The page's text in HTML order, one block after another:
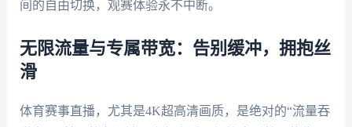
间的自由切换，观赛体验永不中断。
无限流量与专属带宽：告别缓冲，拥抱丝
滑
体育赛事直播，尤其是4K超高清画质，是绝对的“流量吞